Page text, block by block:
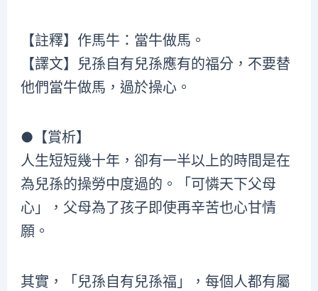
【註釋】作馬牛：當牛做馬。
【譯文】兒孫自有兒孫應有的福分，不要替
他們當牛做馬，過於操心。
●【賞析】
人生短短幾十年，卻有一半以上的時間是在
為兒孫的操勞中度過的。「可憐天下父母
心」，父母為了孩子即使再辛苦也心甘情
願。
其實，「兒孫自有兒孫福」，每個人都有屬